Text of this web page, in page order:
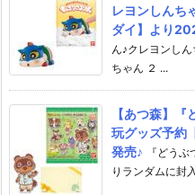
レヨンしんち
ダイ】より
ん♪クレヨンし
ちゃん ２ ...
【あつ森】
玩グッズ予約
発売♪
『どう
りランダムに封